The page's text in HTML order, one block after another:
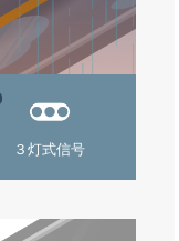
３灯式信号